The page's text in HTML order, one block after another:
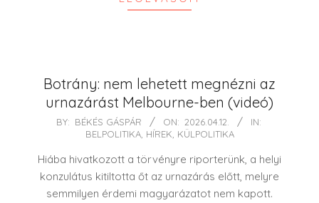
Botrány: nem lehetett megnézni az
urnazárást Melbourne-ben (videó)
2026-
12
BY: BÉKÉS GÁSPÁR ON: 2026.04.12.
IN:
BELPOLITIKA, HÍREK KÜLPOLITIKA
Hiába hivatkozott a törvényre riporterünk, a helyi
konzulátus kitiltotta őt az urnazárás előtt, melyre
semmilyen érdemi magyarázatot nem kapott.